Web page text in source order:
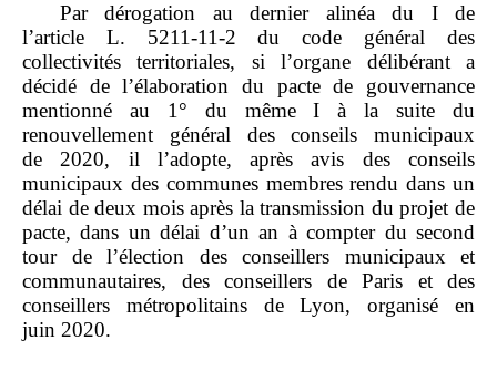
Par dérogation au dernier alinéa du I de
l’article L. 5211‑11‑2 du code général des
collectivités territoriales, si l’organe délibérant a
décidé de l’élaboration du pacte de gouvernance
mentionné au 1° du même I à la suite du
renouvellement général des conseils municipaux
de 2020, il l’adopte, après avis des conseils
municipaux des communes membres rendu dans un
délai de deux mois après la transmission du projet de
pacte, dans un délai d’un an à compter du second
tour de l’élection des conseillers municipaux et
communautaires, des conseillers de Paris et des
conseillers métropolitains de Lyon, organisé en
juin 2020.